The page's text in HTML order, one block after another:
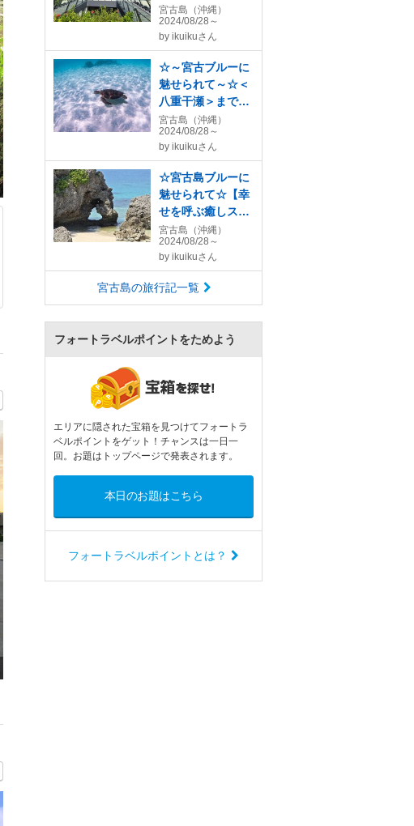
宮古島リゾート』
×4泊～連日ボート
をチャーターして
遊ぶ～ちょっぴり
贅沢な大人旅{1}
宮古島（沖縄）
2024/08/28～
byikuikuさん
☆～宮古ブルーに
魅せられて～☆＜
八重干瀬＞まで！
プライベートボー
トをチャーターし
て遊ぶ～ちょっぴ
り贅沢な大人旅＋
マンゴーカフェ巡
り{2}
宮古島（沖縄）
2024/08/28～
byikuikuさん
☆宮古島ブルーに
魅せられて☆【幸
せを呼ぶ癒しスポ
ット】ハート岩＆
(夏の20日間のみ)
幻のマンゴー＋ホ
テルスパ＆イタリ
アンで祝う～誕生
宮古島（沖縄）
2024/08/28～
byikuikuさん
宮古島の旅行記一覧
フォートラベルポイントをためよう
エリアに隠された宝箱を見つけてフォートラ
ベルポイントをゲット！チャンスは一日一
回。お題はトップページで発表されます。
本日のお題はこちら
フォートラベルポイントとは？